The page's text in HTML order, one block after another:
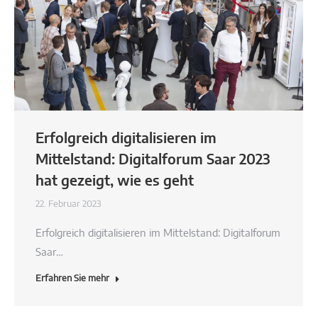
Erfolgreich digitalisieren im
Mittelstand: Digitalforum Saar 2023
hat gezeigt, wie es geht
22. Februar 2023
Erfolgreich digitalisieren im Mittelstand: Digitalforum
Saar…
Erfahren Sie mehr